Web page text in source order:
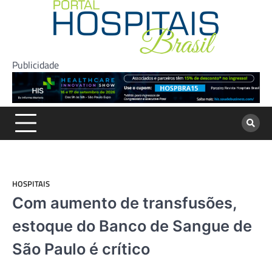
Publicidade
HOSPITAIS
Com aumento de transfusões,
estoque do Banco de Sangue de
São Paulo é crítico